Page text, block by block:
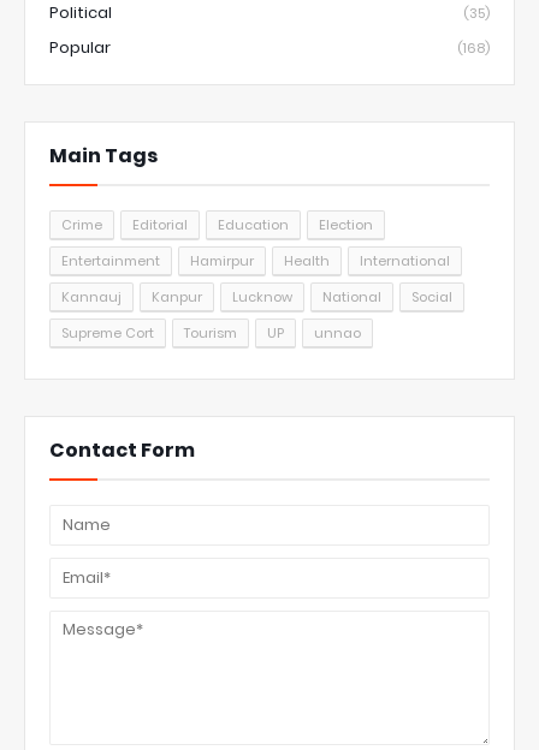
Political (35)
Popular (168)
Main Tags
Crime Editorial Education
Election
Entertainment
Hamirpur Health
International
Kannauj
Kanpur Lucknow National
Social
Supreme Cort
Tourism UP unnao
Contact Form